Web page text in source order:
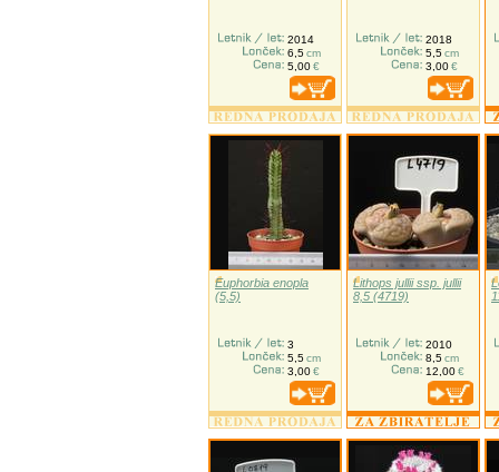
2014
6,5cm
5,00€
2018
5,5cm
3,00€
Euphorbia enopla
(5,5)
3
5,5cm
3,00€
Lithops jullii ssp. jullii
8,5 (4719)
2010
8,5cm
12,00€